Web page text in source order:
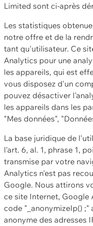
Limited sont ci-après
Les statistiques
notre offre et de la
tant qu'utilisateur. Ce
Analytics pour une
les appareils, qui est
vous disposez d'un
pouvez désactiver
les appareils dans les
"Mes données",
La base juridique de
l'art. 6, al. 1, phrase 1,
transmise par votre
Analytics n'est pas
Google. Nous attirons
ce site Internet, Google
code "_anonymizeIp()
anonyme des adresses